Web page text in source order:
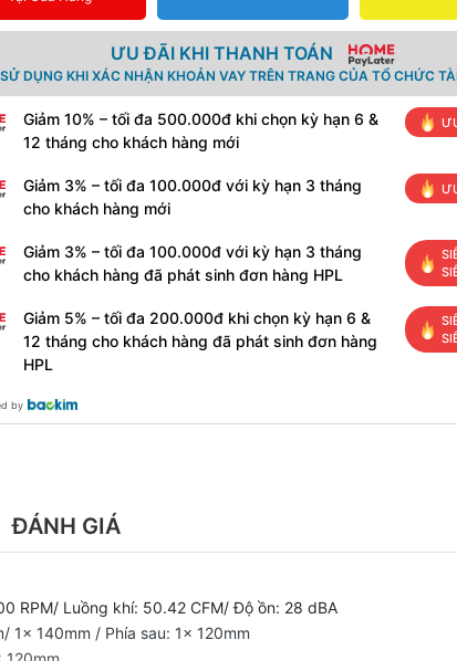
ƯU ĐÃI KHI THANH TOÁN
DỤNG KHI XÁC NHẬN KHOẢN VAY TRÊN TRANG CỦA TỔ CHỨC
Giảm 10% – tối đa 500.000đ khi chọn kỳ hạn 6 &
12 tháng cho khách hàng mới
Giảm 3% – tối đa 100.000đ với kỳ hạn 3 tháng
cho khách hàng mới
Giảm 3% – tối đa 100.000đ với kỳ hạn 3 tháng
cho khách hàng đã phát sinh đơn hàng HPL
Giảm 5% – tối đa 200.000đ khi chọn kỳ hạn 6 &
12 tháng cho khách hàng đã phát sinh đơn hàng
HPL
by
ĐÁNH GIÁ
RPM/ Luồng khí: 50.42 CFM/ Độ ồn: 28 dBA
1x 140mm / Phía sau: 1x 120mm